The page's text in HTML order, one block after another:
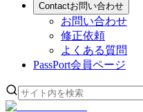
Contactお問い合わせ
お問い合わせ
修正依頼
よくある質問
PassPort会員ページ